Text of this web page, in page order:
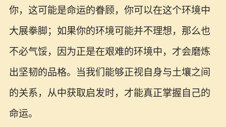
你，这可能是命运的眷顾，你可以在这个环境中
大展拳脚；如果你的环境可能并不理想，那么也
不必气馁，因为正是在艰难的环境中，才会磨炼
出坚韧的品格。当我们能够正视自身与土壤之间
的关系，从中获取启发时，才能真正掌握自己的
命运。